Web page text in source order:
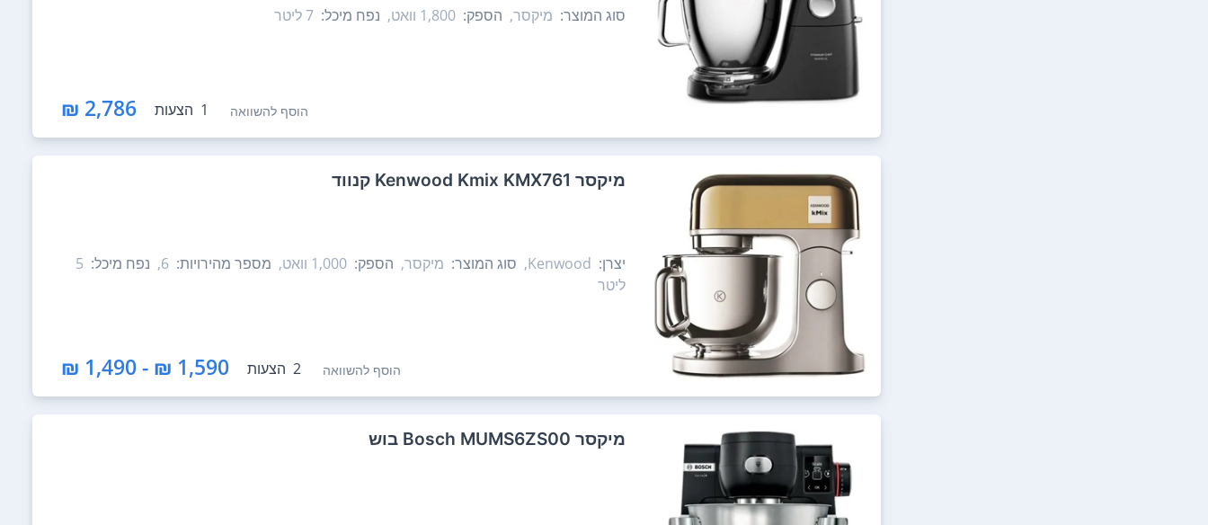
סוג המוצר: מיקסר, הספק: 1,800‏ וואט, נפח מיכל: 7‏ ליטר
הוסף להשוואה 1 הצעות 2,786 ₪
‏מיקסר Kenwood Kmix KMX761 קנווד
יצרן: Kenwood, סוג המוצר: מיקסר, הספק: 1,000‏ וואט, מספר מהירויות: 6, נפח מיכל:
ליטר
הוסף להשוואה 2 הצעות 1,590 ₪ - 1,490 ₪
‏מיקסר Bosch MUMS6ZS00 בוש